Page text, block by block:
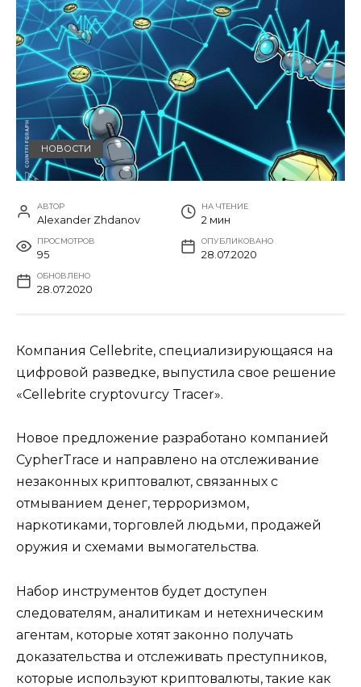
НОВОСТИ
АВТОР
Alexander Zhdanov
НА ЧТЕНИЕ
2 мин
ПРОСМОТРОВ
95
ОПУБЛИКОВАНО
28.07.2020
ОБНОВЛЕНО
28.07.2020
Компания Cellebrite, специализирующаяся на
цифровой разведке, выпустила свое решение
«Cellebrite cryptovurcy Tracer».
Новое предложение разработано компанией
CypherTrace и направлено на отслеживание
незаконных криптовалют, связанных с
отмыванием денег, терроризмом,
наркотиками, торговлей людьми, продажей
оружия и схемами вымогательства.
Набор инструментов будет доступен
следователям, аналитикам и нетехническим
агентам, которые хотят законно получать
доказательства и отслеживать преступников,
которые используют криптовалюты, такие как